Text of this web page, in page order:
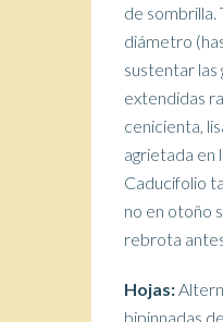
de sombrilla.
diámetro
sustentar las
extendidas
cenicienta,
agrietada en
Caducifolio
no en otoño
rebrota
Hojas:
bipinnadas